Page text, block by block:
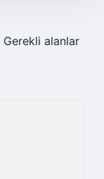
Gerekli alanlar